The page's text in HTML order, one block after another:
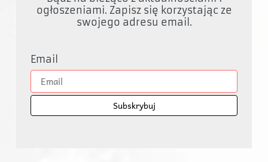
ogłoszeniami. Zapisz się korzystając ze
swojego adresu email.
Email